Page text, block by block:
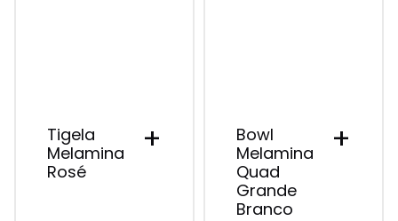
Tigela
Melamina
Rosé
+
Bowl
Melamina
Quad
Grande
Branco
+